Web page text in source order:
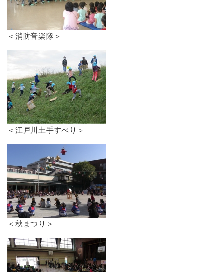
＜消防音楽隊＞
＜江戸川土手すべり＞
＜秋まつり＞